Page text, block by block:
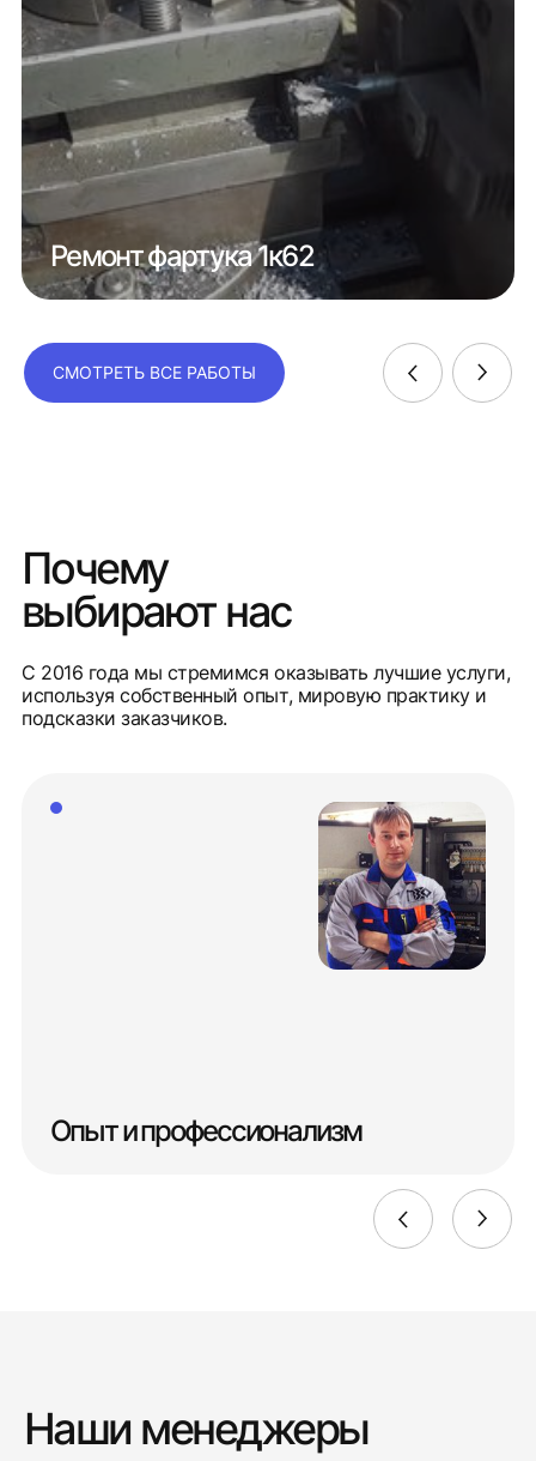
Ремонт фартука 1к62
СМОТРЕТЬ ВСЕ РАБОТЫ
Почему
выбирают нас
С 2016 года мы стремимся оказывать лучшие услуги,
используя собственный опыт, мировую практику и
подсказки заказчиков.
Опыт и профессионализм
Наши менеджеры